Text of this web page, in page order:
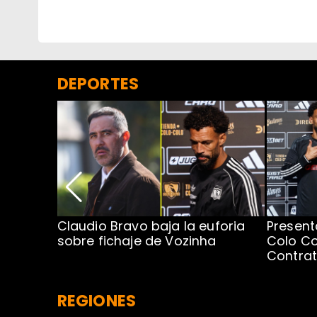
DEPORTES
Claudio Bravo baja la euforia
sobre fichaje de Vozinha
Colo
REGIONES